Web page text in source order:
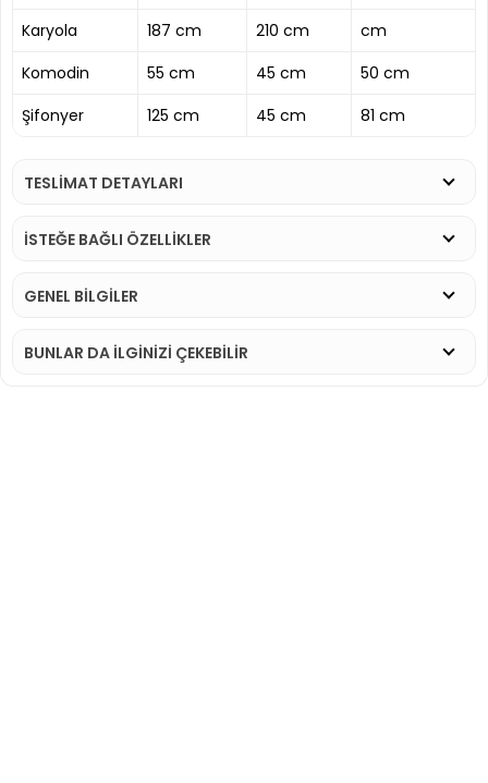
Karyola
187 cm 210 cm
cm
Komodin
55 cm 45 cm
50 cm
Şifonyer
125 cm 45 cm 81 cm
TESLİMAT DETAYLARI
İSTEĞE BAĞLI ÖZELLİKLER
GENEL BİLGİLER
BUNLAR DA İLGINIZI ÇEKEBILIR